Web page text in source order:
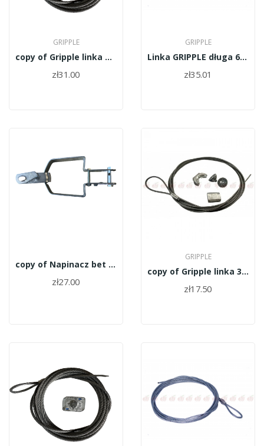
GRIPPLE
copy of Gripple linka odciągowa dyniamic...
zł31.00
GRIPPLE
Linka GRIPPLE długa 6,5m x 4mm
zł35.01
copy of Napinacz bet ll skośny 10,5
zł27.00
GRIPPLE
copy of Gripple linka 3mm/4m+GP1 - GPAK-PM3-4M
zł17.50